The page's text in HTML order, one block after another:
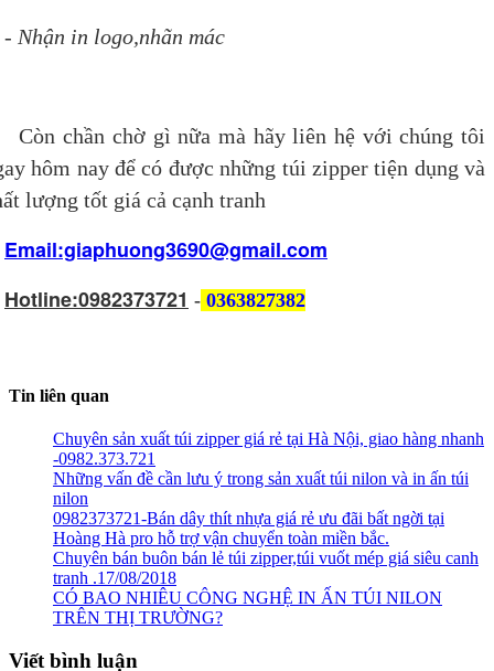
in logo,nhãn mác
chần chờ gì nữa mà hãy liên hệ với chúng tôi
hôm nay để có được những túi zipper tiện dụng và
lượng tốt giá cả cạnh tranh
Email:giaphuong3690@gmail.com
Hotline:0982373721 - 0363827382
Tin liên quan
Chuyên sản xuất túi zipper giá rẻ tại Hà Nội, giao hàng nhanh
-0982.373.721
Những vấn đề cần lưu ý trong sản xuất túi nilon và in ấn túi
nilon
0982373721-Bán dây thít nhựa giá rẻ ưu đãi bất ngời tại
Hoàng Hà pro hỗ trợ vận chuyển toàn miền bắc.
Chuyên bán buôn bán lẻ túi zipper,túi vuốt mép giá siêu canh
tranh .17/08/2018
CÓ BAO NHIÊU CÔNG NGHỆ IN ẤN TÚI NILON
TRÊN THỊ TRƯỜNG?
Viết bình luận